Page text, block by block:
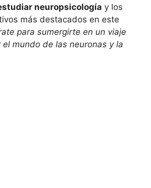
neuropsicología y los
más destacados en este
para sumergirte en un viaje
mundo de las neuronas y la